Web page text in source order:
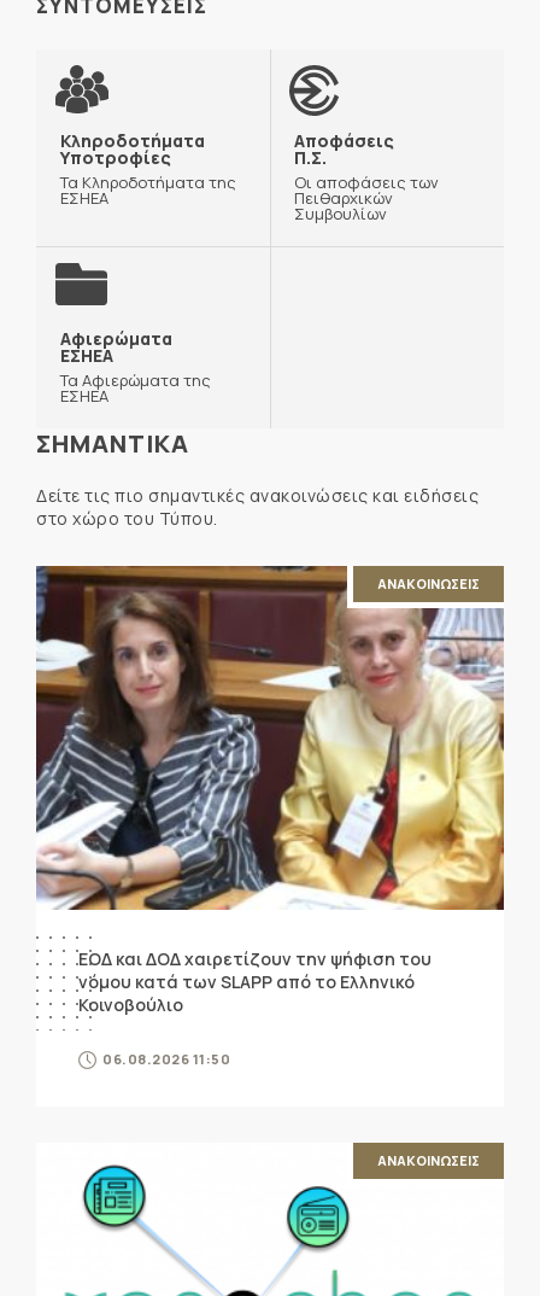
Κληροδοτήματα
Υποτροφίες
Τα Κληροδοτήματα της
ΕΣΗΕΑ
Αποφάσεις
Π.Σ.
Οι αποφάσεις των
Πειθαρχικών
Συμβουλίων
Αφιερώματα
ΕΣΗΕΑ
Τα Αφιερώματα της
ΕΣΗΕΑ
ΣΗΜΑΝΤΙΚΑ
Δείτε τις πιο σημαντικές ανακοινώσεις και ειδήσεις
στο χώρο του Τύπου.
ΑΝΑΚΟΙΝΩΣΕΙΣ
ΕΟΔ και ΔΟΔ χαιρετίζουν την ψήφιση του
νόμου κατά των SLAPP από το Ελληνικό
Κοινοβούλιο
06.08.2026 11:50
ΑΝΑΚΟΙΝΩΣΕΙΣ